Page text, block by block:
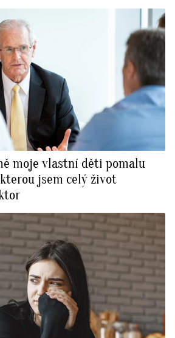
moje vlastní děti pomalu
jsem celý život